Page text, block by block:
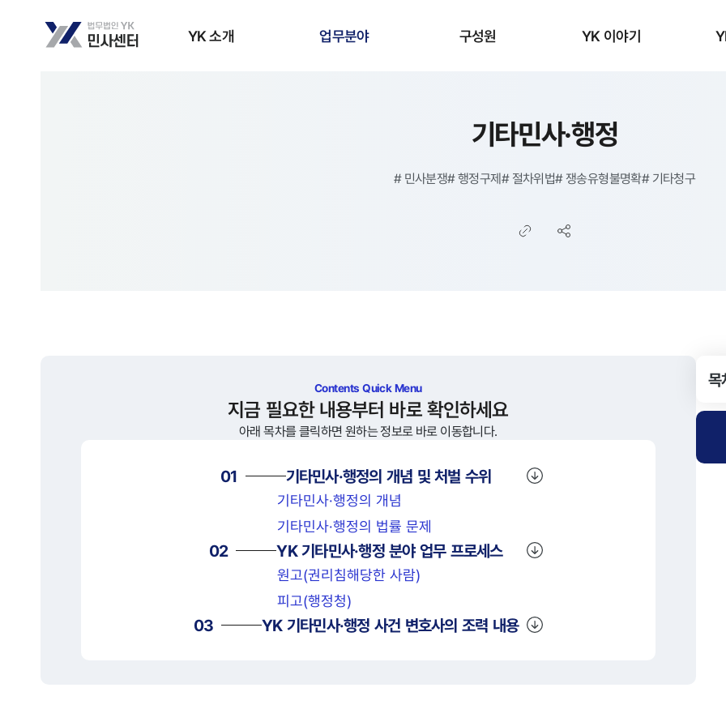
YK 소개 업무분야 구성원 YK 이야기
기타민사·행정
#민사분쟁#행정구제#절차위법#쟁송유형불명확#기타청구
Contents Quick Menu
지금 필요한 내용부터 바로 확인하세요
아래 목차를 클릭하면 원하는 정보로 바로 이동합니다.
01 기타민사·행정의 개념 및 처벌 수위
기타민사·행정의 개념
기타민사·행정의 법률 문제
02 YK기타민사·행정분야 업무 프로세스
원고(권리침해당한 사람)
피고(행정청)
03 YK기타민사·행정 사건 변호사의 조력 내용
목